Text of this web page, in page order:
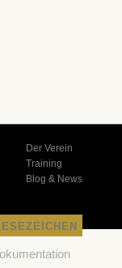
Der Verein
Training
Blog & News